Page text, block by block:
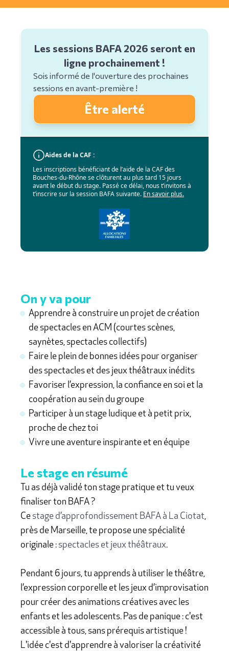
Les sessions BAFA 2026 seront en
ligne prochainement !
Sois informé de l'ouverture des prochaines
sessions en avant-première !
Être alerté
Aides de la CAF :
Les inscriptions bénéficiant de l’aide de la CAF des
Bouches-du-Rhône se clôturent au plus tard 15 jours
avant le début du stage. Passé ce délai, nous t’invitons à
t’inscrire sur la session BAFA suivante. En savoir plus.
On y va pour
Apprendre à construire un projet de création
de spectacles en ACM (courtes scènes,
saynètes, spectacles collectifs)
Faire le plein de bonnes idées pour organiser
des spectacles et des jeux théâtraux inédits
Favoriser l’expression, la confiance en soi et la
coopération au sein du groupe
Participer à un stage ludique et à petit prix,
proche de chez toi
Vivre une aventure inspirante et en équipe
Le stage en résumé
Tu as déjà validé ton stage pratique et tu veux
finaliser ton BAFA ?
Ce stage d’approfondissement BAFA à La Ciotat,
près de Marseille, te propose une spécialité
originale : spectacles et jeux théâtraux.
Pendant 6 jours, tu apprends à utiliser le théâtre,
l’expression corporelle et les jeux d’improvisation
pour créer des animations créatives avec les
enfants et les adolescents. Pas de panique : c'est
accessible à tous, sans prérequis artistique !
L'idée c'est d'apprendre à valoriser la créativité